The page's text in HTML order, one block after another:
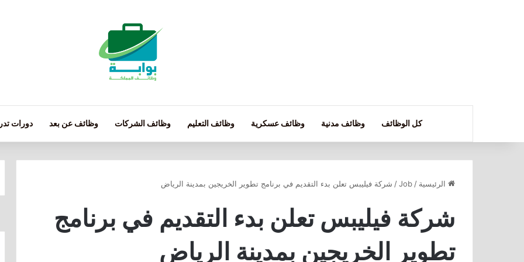
كل الوظائف وظائف مدنية وظائف عسكرية وظائف التعليم وظائف الشركات وظائف عن بعد دورات
الرئيسية /
Job
/ شركة فيليبس تعلن بدء التقديم في برنامج تطوير الخريجين بمدينة الرياض
شركة فيليبس تعلن بدء التقديم في برنامج
تطوير الخريجين بمدينة الرياض